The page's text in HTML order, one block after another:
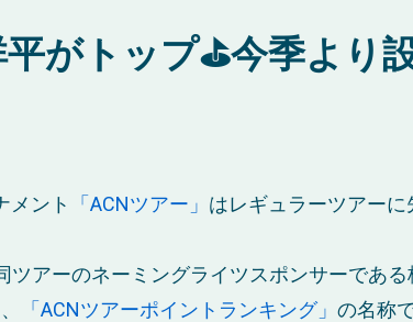
がトップ⛳今季より
メント 「ACNツアー」 はレギュラーツアーに
ツアーのネーミングライツスポンサーであ
「ACNツアーポイントランキング」 の名称